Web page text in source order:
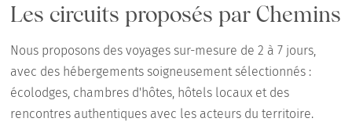
Les circuits proposés par Chemins
Nous proposons des voyages sur-mesure de 2 à 7 jours,
avec des hébergements soigneusement sélectionnés :
écolodges, chambres d'hôtes, hôtels locaux et des
rencontres authentiques avec les acteurs du territoire.